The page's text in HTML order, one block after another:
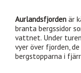
Aurlandsfjorden är
branta bergssidor
vattnet. Under
vyer över fjorden,
bergstopparna i